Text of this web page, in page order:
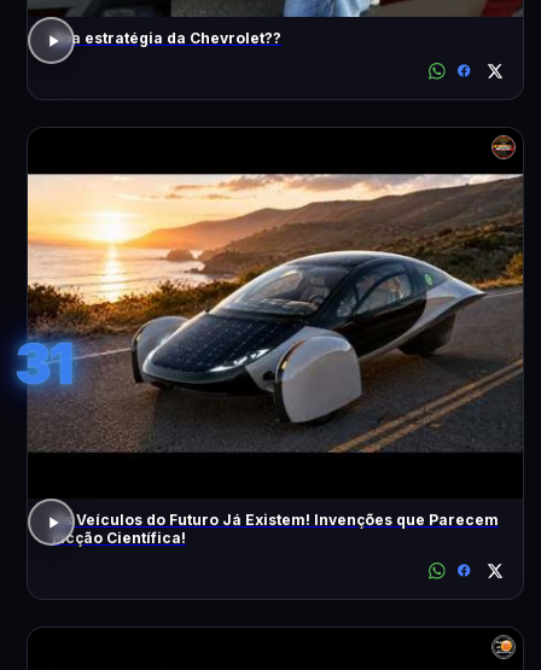
Boa estratégia da Chevrolet??
31
Os Veículos do Futuro Já Existem! Invenções que Parecem
Ficção Científica!